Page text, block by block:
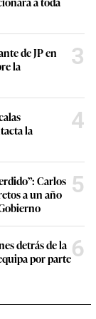
de JP en
la
3
la
4
Carlos
a un año
5
detrás de la
por parte6